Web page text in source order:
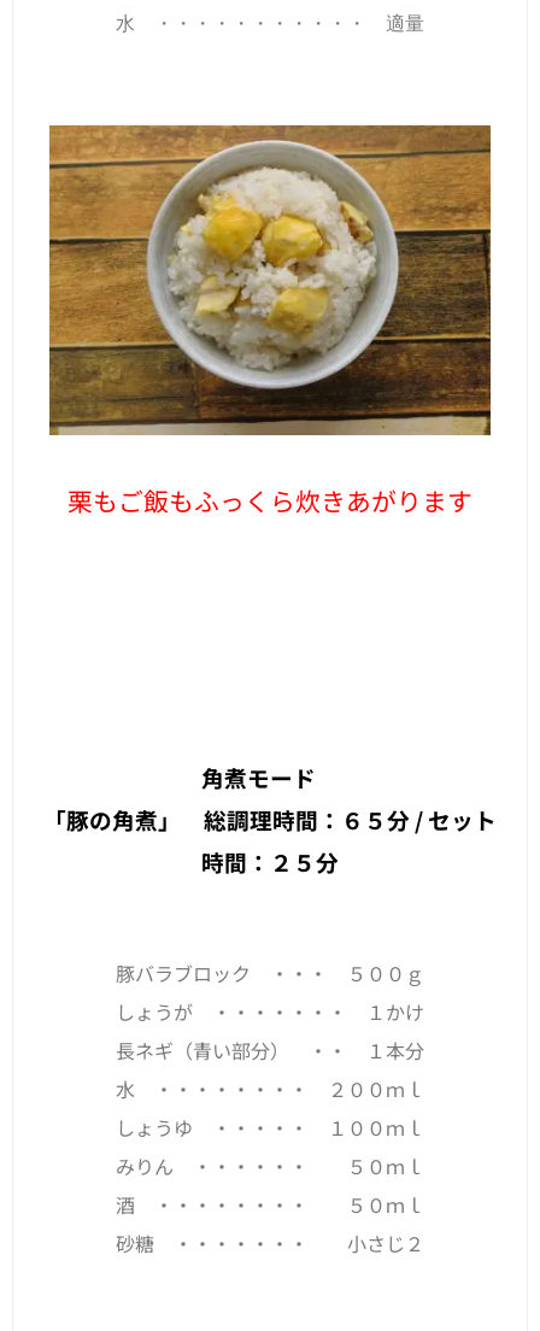
水 ・・・・・・・・・・・ 適量
栗もご飯もふっくら炊きあがります
角煮モード
「豚の角煮」 総調理時間：６５分 / セット
時間：２５分
豚バラブロック ・・・ ５００ｇ
しょうが ・・・・・・・ １かけ
長ネギ（青い部分） ・・ １本分
水 ・・・・・・・・ ２００ｍｌ
しょうゆ ・・・・・ １００ｍｌ
みりん ・・・・・・ ５０ｍｌ
酒 ・・・・・・・・ ５０ｍｌ
砂糖 ・・・・・・・ 小さじ２